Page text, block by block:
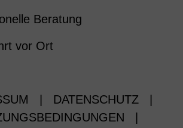
Beratung
vor Ort
DATENSCHUTZ